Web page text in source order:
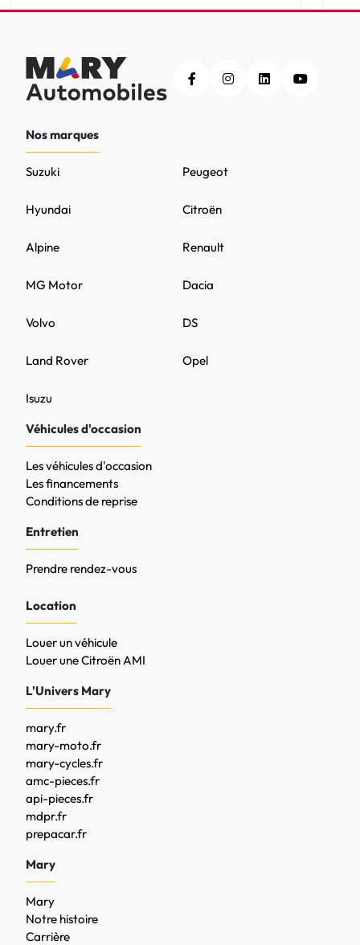
Nos marques
Peugeot
DS
MG Motor
Citroën
Opel
Volvo
Renault
Hyundai
Land Rover
Dacia
Alpine
Isuzu
Suzuki
Véhicules d'occasion
Les véhicules d'occasion
Les financements
Conditions de reprise
Entretien
Prendre rendez-vous
Location
Louer un véhicule
Louer une Citroën AMI
L'Univers Mary
mary.fr
mary-moto.fr
mary-cycles.fr
amc-pieces.fr
api-pieces.fr
mdpr.fr
prepacar.fr
Mary
Mary
Notre histoire
Carrière